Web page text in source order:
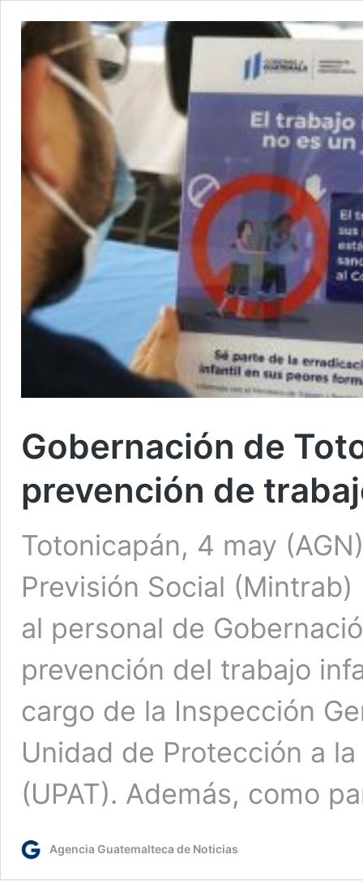
Gobernación de
prevención de
Totonicapán, 4 may
Previsión Social
al personal de
prevención del trabajo
cargo de la Inspección
Unidad de Protección a
(UPAT). Además, como
Agencia Guatemalteca de Noticias